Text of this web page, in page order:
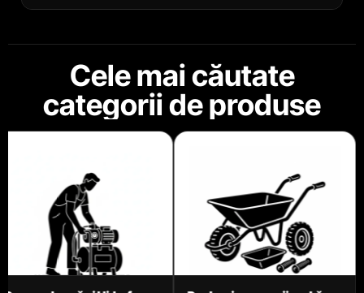
Cele mai căutate
categorii de produse